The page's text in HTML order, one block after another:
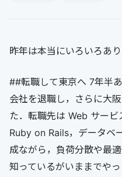
昨年は本当にいろいろあり
##転職して東京へ 7年半
会社を退職し，さらに大
た．転職先は Web サー
Ruby on Rails，データベ
成ながら，負荷分散や最
知っているがいままでや